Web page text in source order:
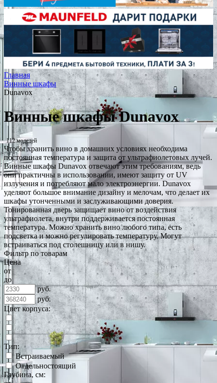
Главная
Винные шкафы
Dunavox
Винные шкафы Dunavox
112 моделей
Чтобы хранить вино в домашних условиях необходима
постоянная температура и защита от ультрафиолетовых лучей.
Винные шкафы Dunavox отвечают этим требованиям, ведь
они практичны в использовании, имеют защиту от UV
излучения и потребляют мало электроэнергии. Dunavox
уделяют большое внимание дизайну и мелочам, что делает их
шкафы утонченными и заслуживающими доверия.
Тонированная дверь защищает вино от воздействия
ультрафиолета, внутри поддерживается постоянная
температура. Можно хранить вино любого типа, есть
подсветка и можно регулировать температуру. Могут
встраиваться под столешницу или в нишу.
Фильтр по товарам
Цена
от
до
руб.
руб.
Цвет корпуса:
Тип:
Встраиваемый
Отдельностоящий
Глубина, см: